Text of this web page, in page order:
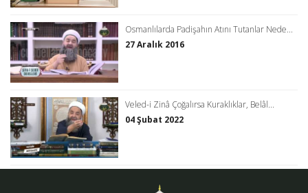
Osmanlılarda Padişahın Atını Tutanlar Nede...
27 Aralık 2016
Veled-i Zinâ Çoğalırsa Kuraklıklar, Belâl...
04 Şubat 2022